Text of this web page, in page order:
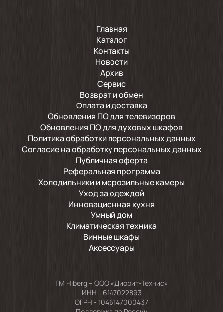
Главная
Каталог
Контакты
Новости
Архив
Сервис
Возврат и обмен
Оплата и доставка
Обновления ПО для телевизоров
Обновления ПО для духовых шкафов
Политика обработки персональных данных
Согласие на обработку персональных данных
Публичная оферта
Реферальная программа
Холодильники и морозильные камеры
Уход за одеждой
Инновационная кухня
Умный дом
Климатическая техника
Винные шкафы
Аксессуары
TM Hiberg – ООО «Диорит-Технис»
ИНН - 6147022893
ОГРН - 1046147000437